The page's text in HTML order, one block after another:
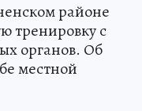
районе
тренировку с
органов. Об
местной